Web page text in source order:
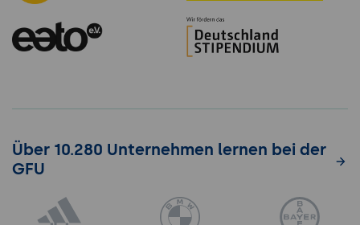
Über 10.280 Unternehmen lernen bei der
GFU